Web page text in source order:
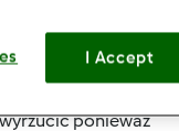
ma niedorozwój
ortezy z
pojechaliśmy
sportowcy i
ponieważ
I Accept